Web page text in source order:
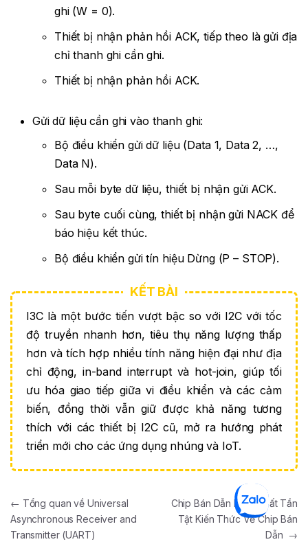
ghi (W = 0).
Thiết bị nhận phản hồi ACK, tiếp theo là gửi địa
chỉ thanh ghi cần ghi.
Thiết bị nhận phản hồi ACK.
Gửi dữ liệu cần ghi vào thanh ghi:
Bộ điều khiển gửi dữ liệu (Data 1, Data 2, …,
Data N).
Sau mỗi byte dữ liệu, thiết bị nhận gửi ACK.
Sau byte cuối cùng, thiết bị nhận gửi NACK để
báo hiệu kết thúc.
Bộ điều khiển gửi tín hiệu Dừng (P – STOP).
I3C là một bước tiến vượt bậc so với I2C với tốc
độ truyền nhanh hơn, tiêu thụ năng lượng thấp
hơn và tích hợp nhiều tính năng hiện đại như địa
chỉ động, in-band interrupt và hot-join, giúp tối
ưu hóa giao tiếp giữa vi điều khiển và các cảm
biến, đồng thời vẫn giữ được khả năng tương
thích với các thiết bị I2C cũ, mở ra hướng phát
triển mới cho các ứng dụng nhúng và IoT.
Điều hướng bài viết
← Tổng quan về Universal
Asynchronous Receiver and
Transmitter (UART)
Chip Bán Dẫn Là Gì? Tất Tần
Tật Kiến Thức Về Chip Bán
Dẫn →